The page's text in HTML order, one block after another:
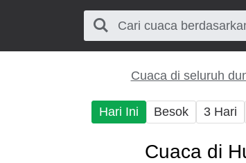
Cuaca di seluruh
Hari Ini Besok 3 Hari
Cuaca di